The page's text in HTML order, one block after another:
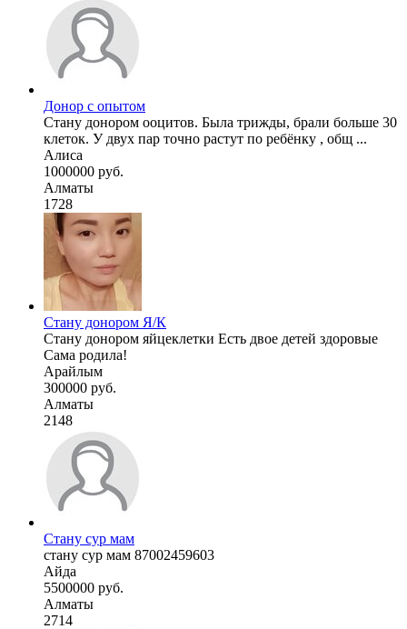
Донор с опытом
Стану донором ооцитов. Была трижды, брали больше 30
клеток. У двух пар точно растут по ребёнку , общ ...
Алиса
1000000 руб.
Алматы
1728
Стану донором Я/К
Стану донором яйцеклетки Есть двое детей здоровые
Сама родила!
Арайлым
300000 руб.
Алматы
2148
Стану сур мам
стану сур мам 87002459603
Айда
5500000 руб.
Алматы
2714